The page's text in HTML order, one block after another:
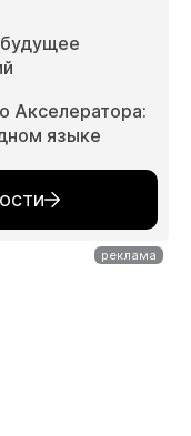
Акселератора:
языке